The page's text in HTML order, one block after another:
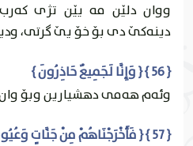
ووان دلێن مه‌ يێن تژى
دينه‌كێ دى بۆ خۆ يێ گرتى،
{ 56 } { وَإِنَّا لَجَمِيعٌ حَاذِرُونَ }
وئه‌م هه‌مى دهشيارين وبۆ وان
{ 57 } { فَأَخْرَجْنَاهُمْ مِنْ جَنَّاتٍ وَعُيُونٍ }